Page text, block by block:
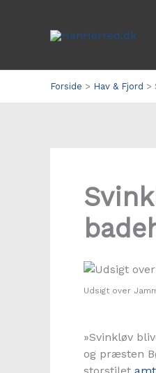
Forside Hav & Fjord
Udsigt over
»Svinkløv
og præsten
storstilet